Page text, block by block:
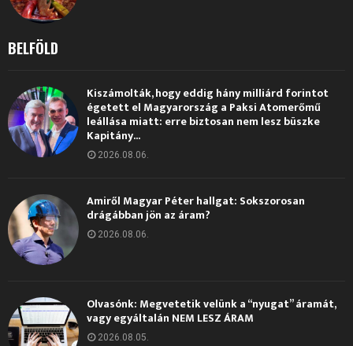
BELFÖLD
Kiszámolták, hogy eddig hány milliárd forintot
égetett el Magyarország a Paksi Atomerőmű
leállása miatt: erre biztosan nem lesz büszke
Kapitány...
2026.08.06.
Amiről Magyar Péter hallgat: Sokszorosan
drágábban jön az áram?
2026.08.06.
Olvasónk: Megvetetik velünk a “nyugat” áramát,
vagy egyáltalán NEM LESZ ÁRAM
2026.08.05.